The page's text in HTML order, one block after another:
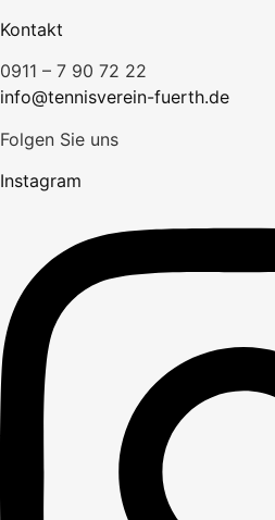
Kontakt
0911 – 7 90 72 22
info@tennisverein-fuerth.de
Folgen Sie uns
Instagram